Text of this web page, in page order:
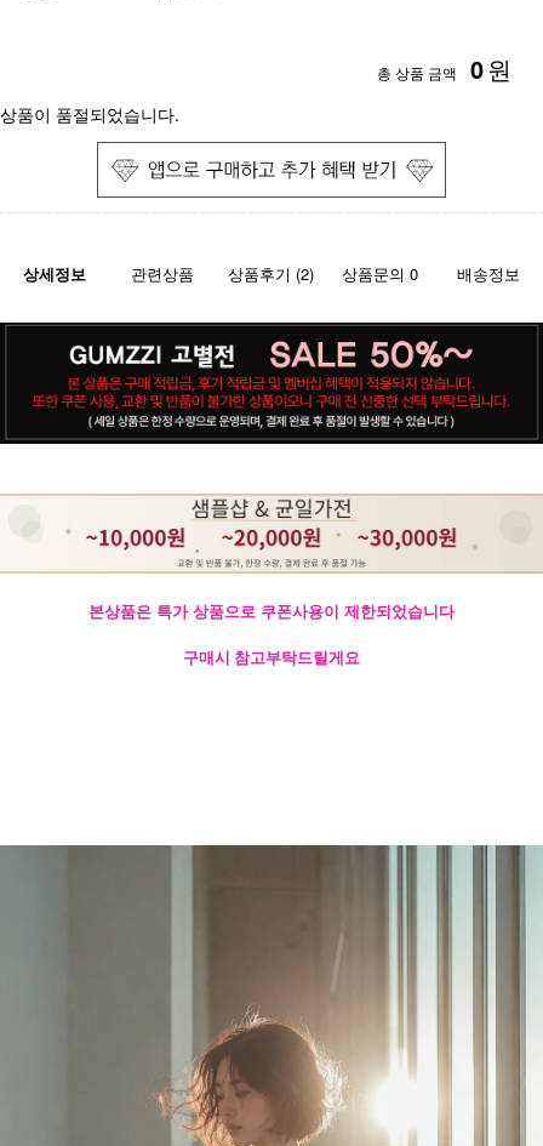
총 상품 금액 0원
상품이 품절되었습니다.
상세정보 관련상품 상품후기 (2) 상품문의 0 배송정보
본상품은 특가 상품으로 쿠폰사용이 제한되었습니다
구매시 참고부탁드릴게요